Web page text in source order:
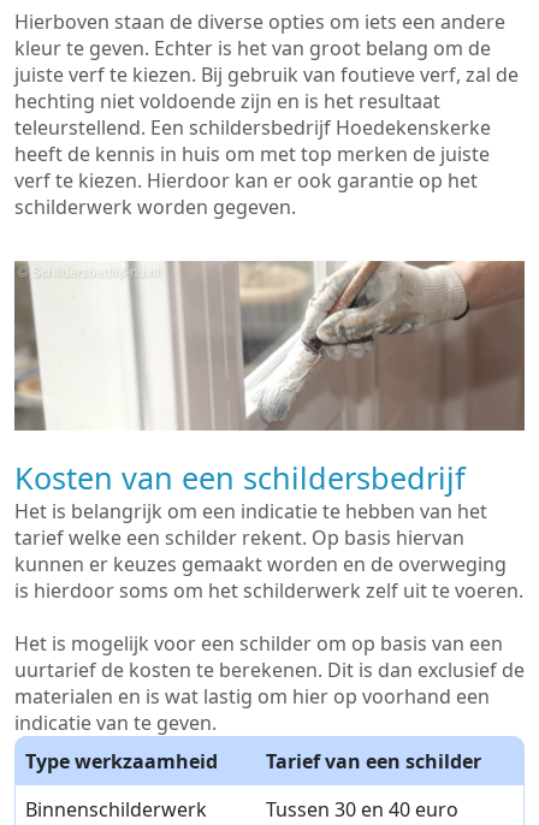
Hierboven staan de diverse opties om iets een andere
kleur te geven. Echter is het van groot belang om de
juiste verf te kiezen. Bij gebruik van foutieve verf, zal de
hechting niet voldoende zijn en is het resultaat
teleurstellend. Een schildersbedrijf Hoedekenskerke
heeft de kennis in huis om met top merken de juiste
verf te kiezen. Hierdoor kan er ook garantie op het
schilderwerk worden gegeven.
Kosten van een schildersbedrijf
Het is belangrijk om een indicatie te hebben van het
tarief welke een schilder rekent. Op basis hiervan
kunnen er keuzes gemaakt worden en de overweging
is hierdoor soms om het schilderwerk zelf uit te voeren.
Het is mogelijk voor een schilder om op basis van een
uurtarief de kosten te berekenen. Dit is dan exclusief de
materialen en is wat lastig om hier op voorhand een
indicatie van te geven.
Type werkzaamheid
Tarief van een schilder
Binnenschilderwerk
Tussen 30 en 40 euro